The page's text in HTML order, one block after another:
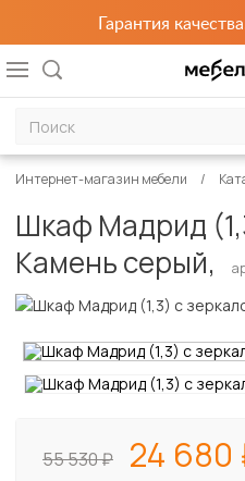
Гарантия
Интернет-магазин мебели
Шкаф Мадрид
Камень серый,
55 530 24 680